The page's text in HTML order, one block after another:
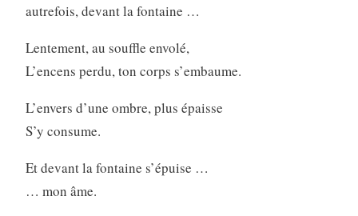
autrefois, devant la fontaine …
Lentement, au souffle envolé,
L’encens perdu, ton corps s’embaume.
L’envers d’une ombre, plus épaisse
S’y consume.
Et devant la fontaine s’épuise …
… mon âme.